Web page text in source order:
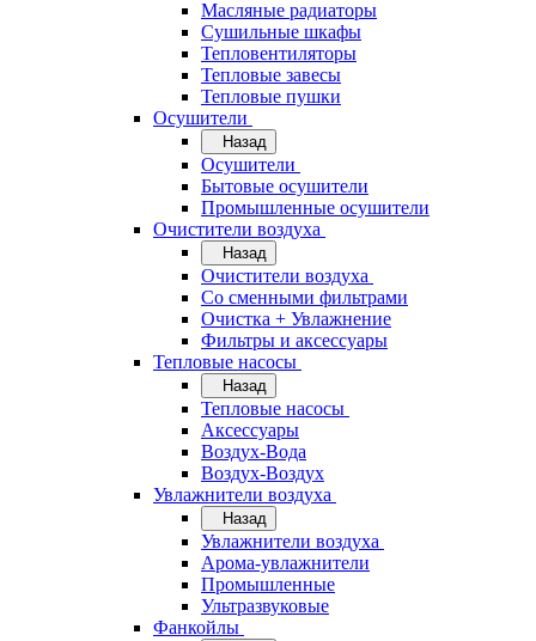
Масляные радиаторы
Сушильные шкафы
Тепловентиляторы
Тепловые завесы
Тепловые пушки
Осушители
Назад
Осушители
Бытовые осушители
Промышленные осушители
Очистители воздуха
Назад
Очистители воздуха
Cо сменными фильтрами
Очистка + Увлажнение
Фильтры и аксессуары
Тепловые насосы
Назад
Тепловые насосы
Аксессуары
Воздух-Вода
Воздух-Воздух
Увлажнители воздуха
Назад
Увлажнители воздуха
Арома-увлажнители
Промышленные
Ультразвуковые
Фанкойлы